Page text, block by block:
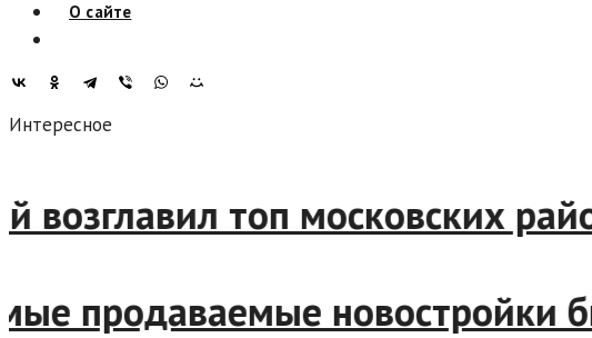
О сайте
Интересное
возглавил топ
продаваемые новостройки